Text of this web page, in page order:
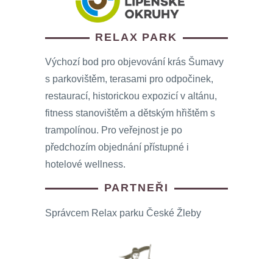
RELAX PARK
Výchozí bod pro objevování krás Šumavy
s parkovištěm, terasami pro odpočinek,
restaurací, historickou expozicí v altánu,
fitness stanovištěm a dětským hřištěm s
trampolínou. Pro veřejnost je po
předchozím objednání přístupné i
hotelové wellness.
PARTNEŘI
Správcem Relax parku České Žleby